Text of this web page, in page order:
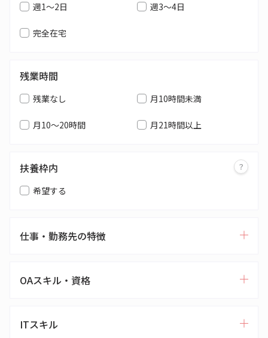
週1～2日 週3～4日
完全在宅
残業時間
残業なし 月10時間未満
月10～20時間 月21時間以上
扶養枠内
希望する
仕事・勤務先の特徴
OAスキル・資格
ITスキル